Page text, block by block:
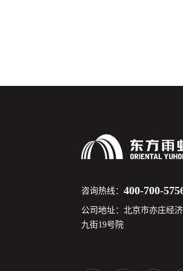
咨询热线：400-700-
公司地址：北京市亦庄经
九街19号院